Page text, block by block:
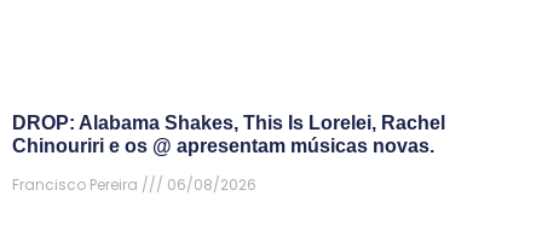
DROP: Alabama Shakes, This Is Lorelei, Rachel
Chinouriri e os @ apresentam músicas novas.
Francisco Pereira
06/08/2026